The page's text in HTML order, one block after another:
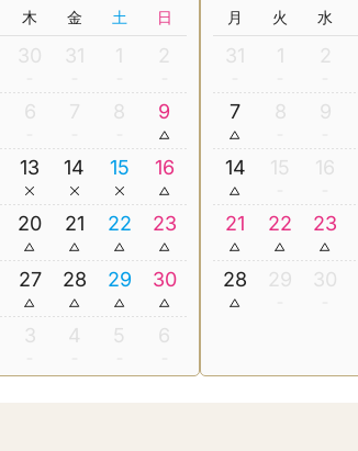
木 金 土 日
30 31 1 2
6 7 8 9
13 14 15 16
20 21 22 23
27 28 29 30
3 4 5 6
月 火 水
31 1 2
7 8 9
14 15 16
21 22 23
28 29 30